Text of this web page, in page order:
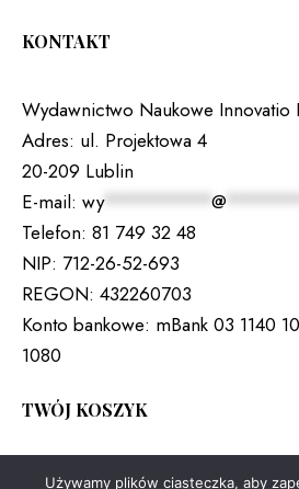
KONTAKT
Wydawnictwo Naukowe Innovatio
Adres: ul. Projektowa 4
20-209 Lublin
E-mail: wy*********@
Telefon: 81 749 32 48
NIP: 712-26-52-693
REGON: 432260703
Konto bankowe: mBank 03 1140
1080
TWÓJ KOSZYK
Brak produktów w koszyku.
Używamy plików ciasteczka, aby